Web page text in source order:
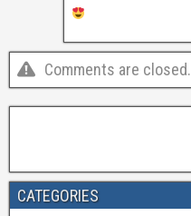
Comments are closed.
CATEGORIES